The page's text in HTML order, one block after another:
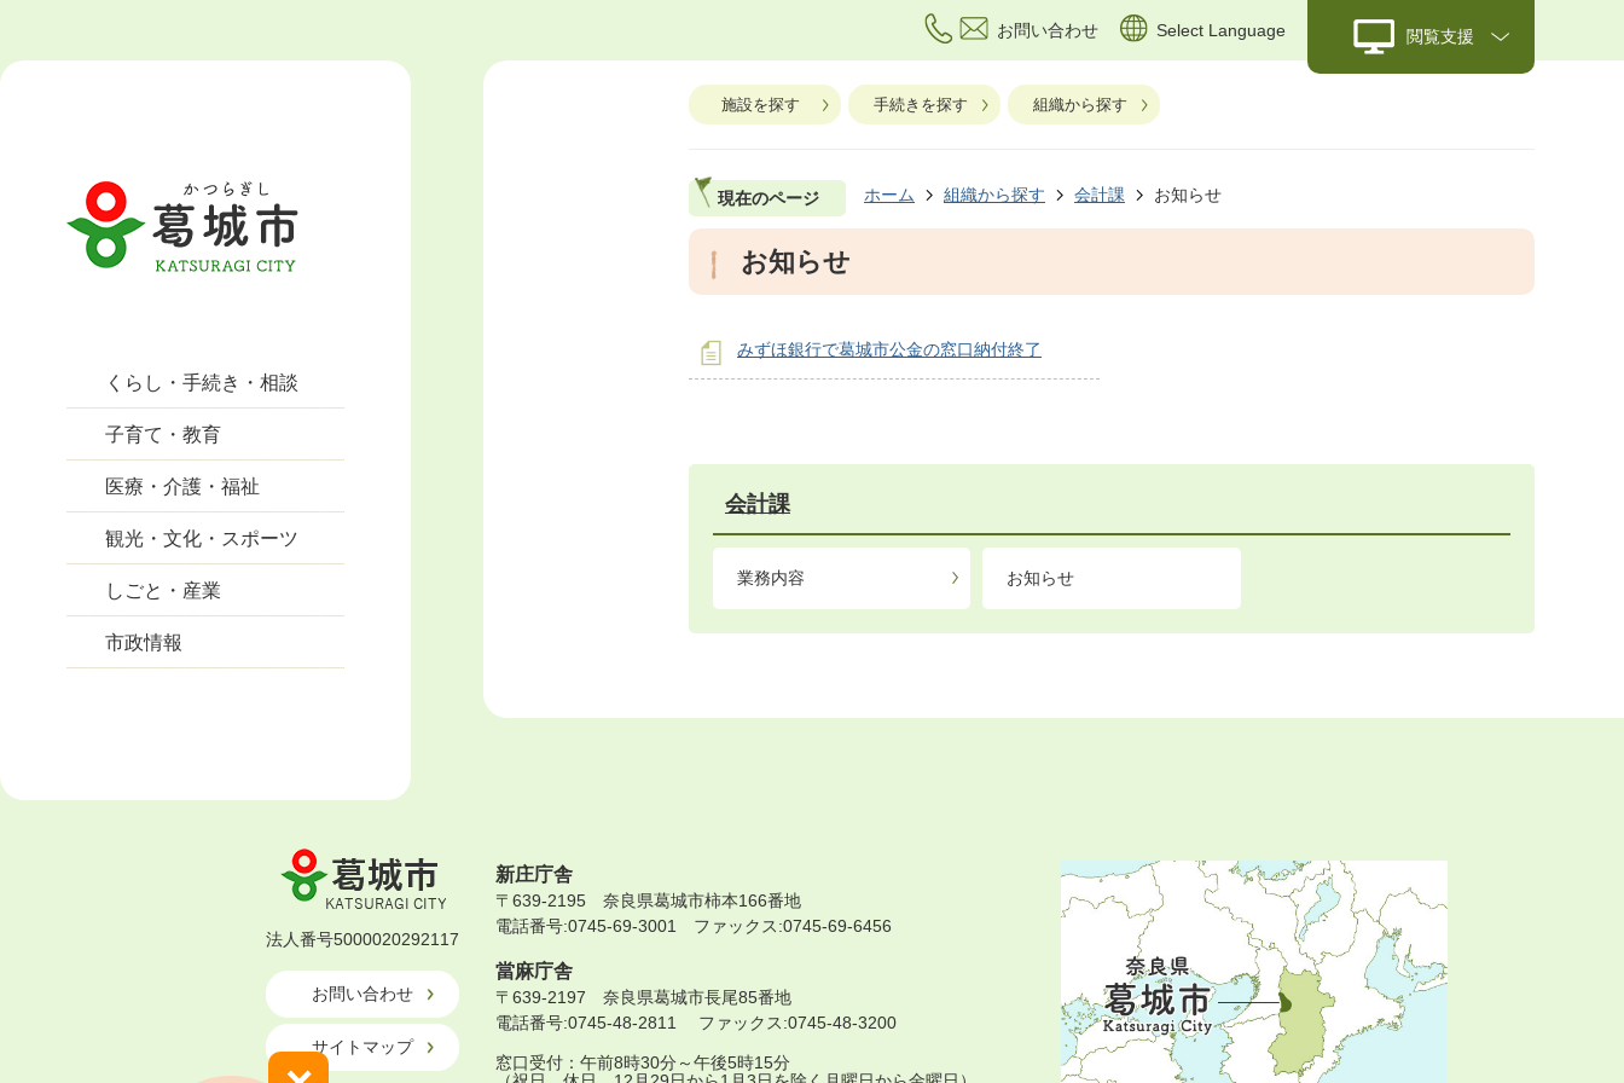
お問い合わせ Select Language 閲覧支援
くらし・手続き・相談
子育て・教育
医療・介護・福祉
観光・文化・スポーツ
しごと・産業
市政情報
施設を探す 手続きを探す 組織から探す
現在のページ ホーム 組織から探す 会計課 お知らせ
お知らせ
みずほ銀行で葛城市公金の窓口納付終了
会計課
業務内容 お知らせ
葛
城
市
KATSURAGI
CITY
法人番号5000020292117
お問い合わせ
サイトマップ
新庄庁舎
〒639-2195 奈良県葛城市柿本166番地
電話番号:0745-69-3001 ファックス:0745-69-6456
當麻庁舎
〒639-2197 奈良県葛城市長尾85番地
電話番号:0745-48-2811 ファックス:0745-48-3200
窓口受付：午前8時30分～午後5時15分